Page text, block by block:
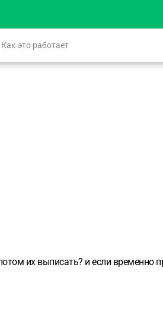
Как это работает
их выписать? и если временно